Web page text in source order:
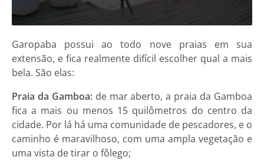
Garopaba possui ao todo nove praias em sua
extensão, e fica realmente difícil escolher qual a mais
bela. São elas:
Praia da Gamboa:de mar aberto, a praia da Gamboa
fica a mais ou menos 15 quilômetros do centro da
cidade. Por lá há uma comunidade de pescadores, e o
caminho é maravilhoso, com uma ampla vegetação e
uma vista de tirar o fôlego;